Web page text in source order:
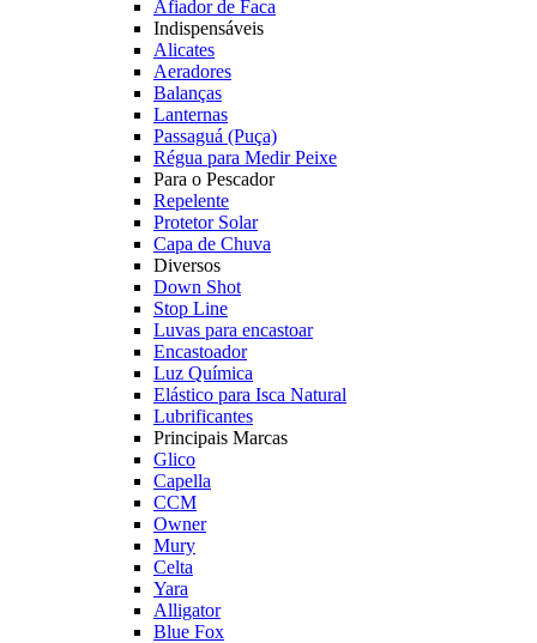
Afiador de Faca
Indispensáveis
Alicates
Aeradores
Balanças
Lanternas
Passaguá (Puça)
Régua para Medir Peixe
Para o Pescador
Repelente
Protetor Solar
Capa de Chuva
Diversos
Down Shot
Stop Line
Luvas para encastoar
Encastoador
Luz Química
Elástico para Isca Natural
Lubrificantes
Principais Marcas
Glico
Capella
CCM
Owner
Mury
Celta
Yara
Alligator
Blue Fox